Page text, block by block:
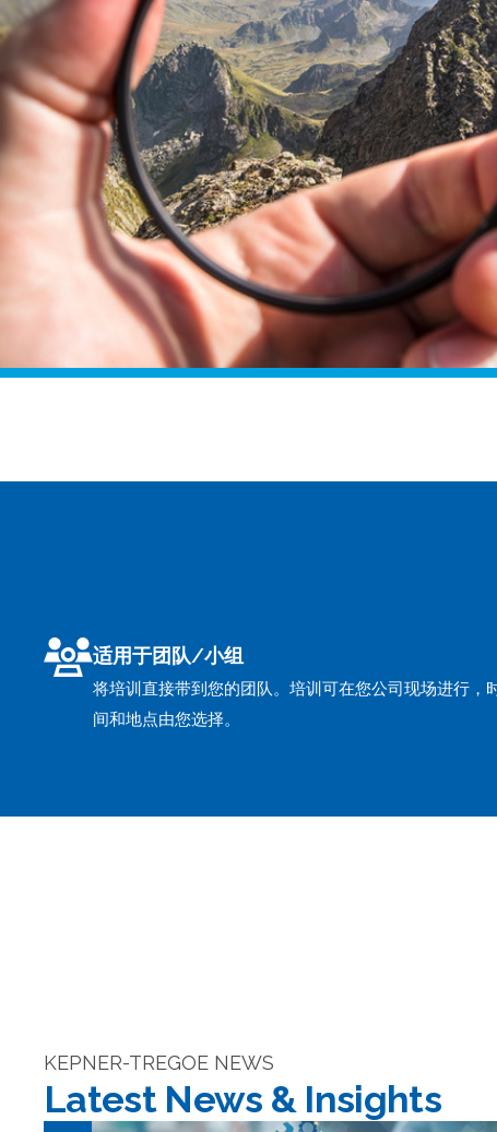
适用于团队/小组
将培训直接带到您的团队。培训可在您公司现场进行，
间和地点由您选择。
KEPNER-TREGOE NEWS
Latest News & Insights